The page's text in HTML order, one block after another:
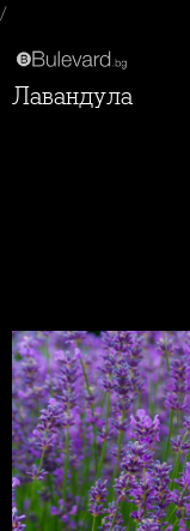
/
Лавандула